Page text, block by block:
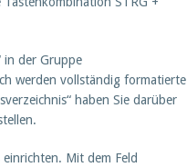
in der Gruppe
werden vollständig formatierte
haben Sie darüber
Mit dem Feld